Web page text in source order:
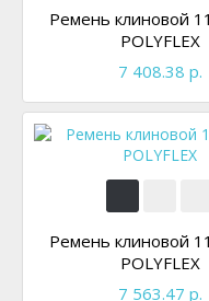
Ремень клиновой
POLYFLEX
7 408.38 р.
Ремень клиновой
POLYFLEX
7 563.47 р.